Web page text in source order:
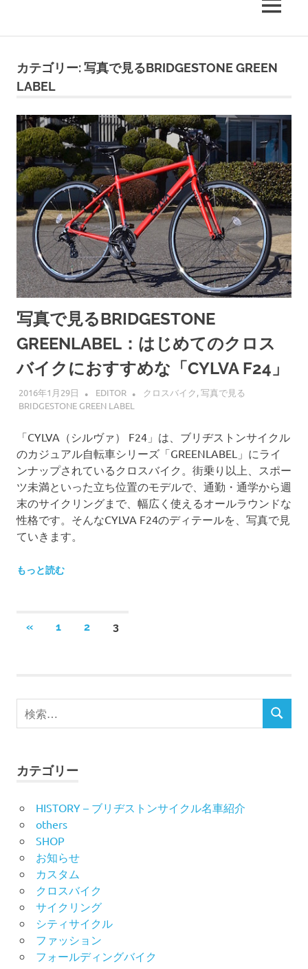
MENU
カテゴリー:写真で見るBRIDGESTONE GREEN
LABEL
写真で見るBRIDGESTONE
GREENLABEL：はじめてのクロス
バイクにおすすめな「CYLVA F24」
2016年1月29日 EDITOR クロスバイク,写真で見る
BRIDGESTONE GREEN LABEL
「CYLVA（シルヴァ） F24」は、ブリヂストンサイクル
のカジュアル自転車シリーズ「GREENLABEL」にライ
ンナップされているクロスバイク。街乗り以上、スポー
ツ未満といった立ち位置のモデルで、通勤・通学から週
末のサイクリングまで、幅広く使えるオールラウンドな
性格です。そんなCYLVA F24のディテールを、写真で見
ていきます。
もっと読む
投
ペ
ジ
送
り
«前
1 2 3
検
索
検
カテゴリー
HISTORY – ブリヂストンサイクル名車紹介
others
SHOP
お知らせ
カスタム
クロスバイク
サイクリング
シティサイクル
ファッション
フォールディングバイク